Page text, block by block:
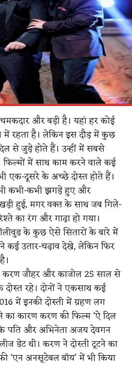
और बड़ी है। यहां हर कोई
रहता है। लेकिन इस दौड़ में कुछ
से जुड़े होते हैं। उन्हीं में सबसे
फिल्मों में साथ काम करने वाले कई
एक-दूसरे के अच्छे दोस्त होते हैं।
भी कभी-कभी झगड़े हुए और
हुई, मगर वक्त के साथ जब गिले-
का रंग और गाढ़ा हो गया।
के कुछ ऐसे सितारों के बारे में
कई उतार-चढ़ाव देखे, लेकिन फिर
जौहर और काजोल 25 साल से
रहे। दोनों ने एकसाथ कई
में इनकी दोस्ती में ग्रहण लग
का कारण करण की फिल्म ‘ऐ दिल
पति और अभिनेता अजय देवगन
डेट थी। करण ने दोस्ती टूटने का
‘एन अनसूटेबल बॉय’ में भी किया